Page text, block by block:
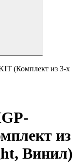
(Комплект из 3-х
из
Винил)